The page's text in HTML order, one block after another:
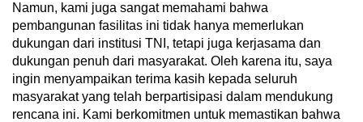
Namun, kami juga sangat memahami bahwa
pembangunan fasilitas ini tidak hanya memerlukan
dukungan dari institusi TNI, tetapi juga kerjasama dan
dukungan penuh dari masyarakat. Oleh karena itu, saya
ingin menyampaikan terima kasih kepada seluruh
masyarakat yang telah berpartisipasi dalam mendukung
rencana ini. Kami berkomitmen untuk memastikan bahwa